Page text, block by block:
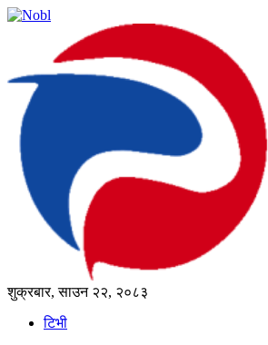
शुक्रबार, साउन २२, २०८३
टिभी